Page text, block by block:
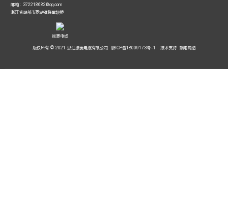
邮箱：372218682@qq.com
浙江省湖州市菱湖镇将军坝桥
振菱电缆
版权所有 © 2021 浙江振菱电缆有限公司 浙ICP备18009173号-1 技术支持 聚翔网络